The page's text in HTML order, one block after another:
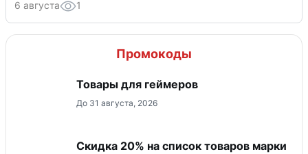
6 августа 1
Промокоды
Товары для геймеров
До 31 августа, 2026
Скидка 20% на список товаров марки